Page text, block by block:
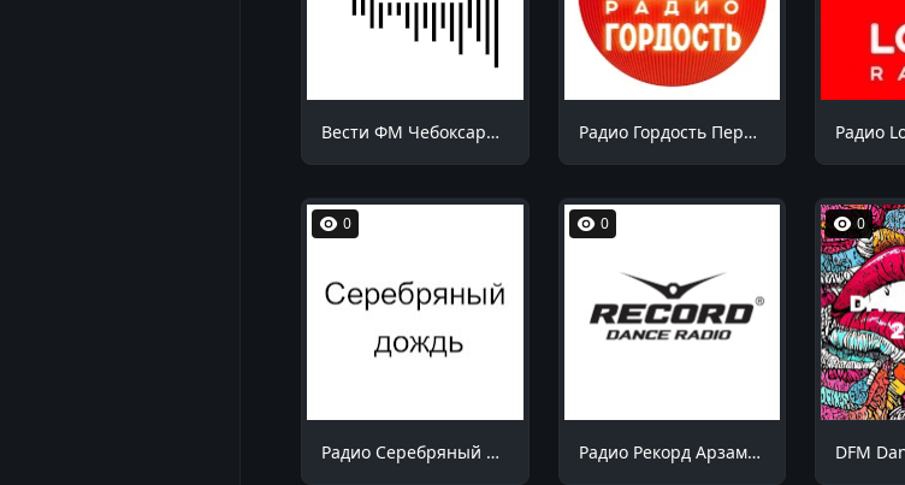
Вести ФМ Чебоксары 98.5 FM Радио Гордость Пермь 105.6 FM
0
Радио Серебряный дождь Саратов 104.8 FM
0
Радио Рекорд Арзамас 91.2 FM
0
DFM